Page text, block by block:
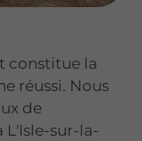
constitue la
réussi. Nous
de
L'Isle-sur-la-